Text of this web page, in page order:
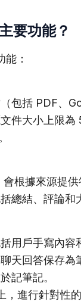
要功能？
：
包括 PDF、
件大小上限為
根據來源提供
總結、評論和
用戶手寫內容
天回答保存為
記筆記。
進行針對性的